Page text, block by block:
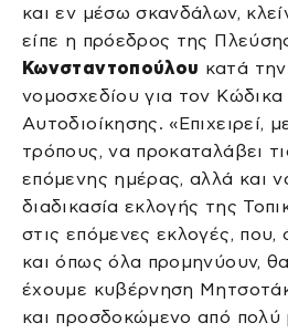
και εν μέσω σκανδάλων,
είπε η πρόεδρος της
Κωνσταντοπούλου κατά
νομοσχεδίου για τον Κώδικα
Αυτοδιοίκησης. «Επιχειρεί,
τρόπους, να προκαταλάβει
επόμενης ημέρας, αλλά και
διαδικασία εκλογής της
στις επόμενες εκλογές, που,
και όπως όλα προμηνύουν,
έχουμε κυβέρνηση
και προσδοκώμενο από πολύ